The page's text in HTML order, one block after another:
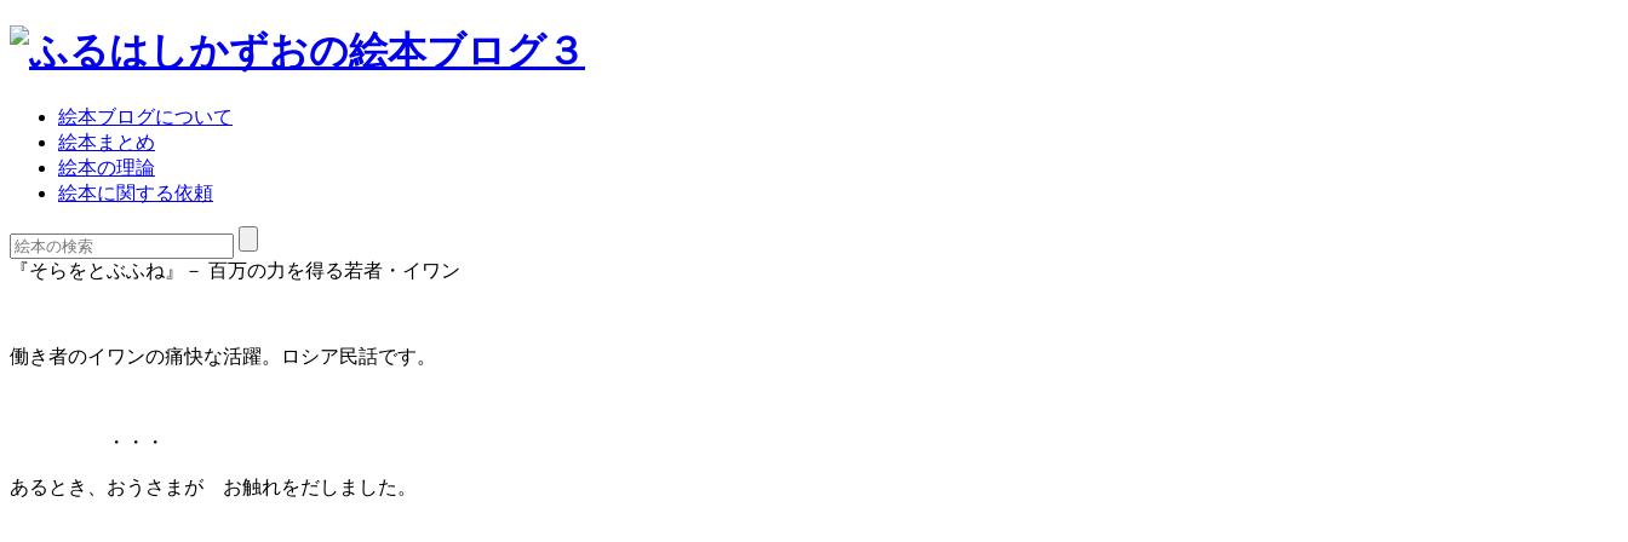
絵本ブログについて
絵本まとめ
絵本の理論
絵本に関する依頼
『そらをとぶふね』－ 百万の力を得る若者・イワン
働き者のイワンの痛快な活躍。ロシア民話です。
・・・
あるとき、おうさまが お触れをだしました。